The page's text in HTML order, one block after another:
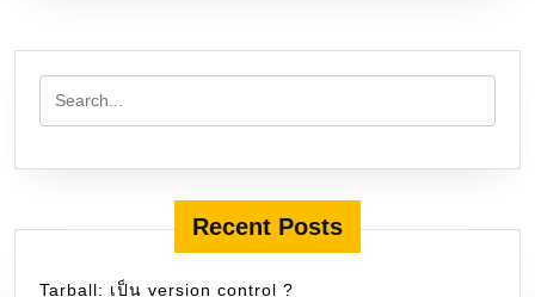
Recent Posts
Tarball: เป็น version control ?